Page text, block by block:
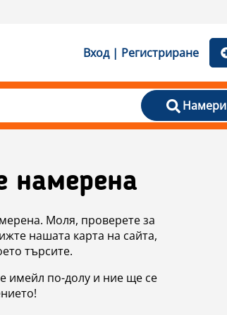
Вход | Регистриране
Намери
намерена
Моля, проверете за
нашата карта на сайта,
търсите.
имейл по-долу и ние ще се